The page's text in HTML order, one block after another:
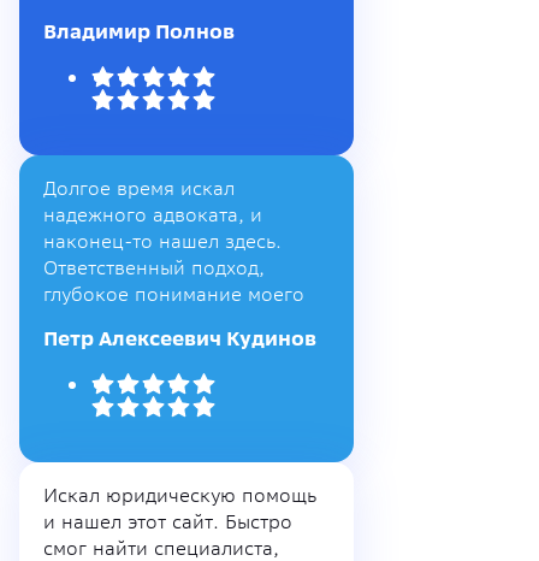
Владимир Полнов
Долгое время искал
надежного адвоката, и
наконец-то нашел здесь.
Ответственный подход,
глубокое понимание моего
Петр Алексеевич Кудинов
Искал юридическую помощь
и нашел этот сайт. Быстро
смог найти специалиста,